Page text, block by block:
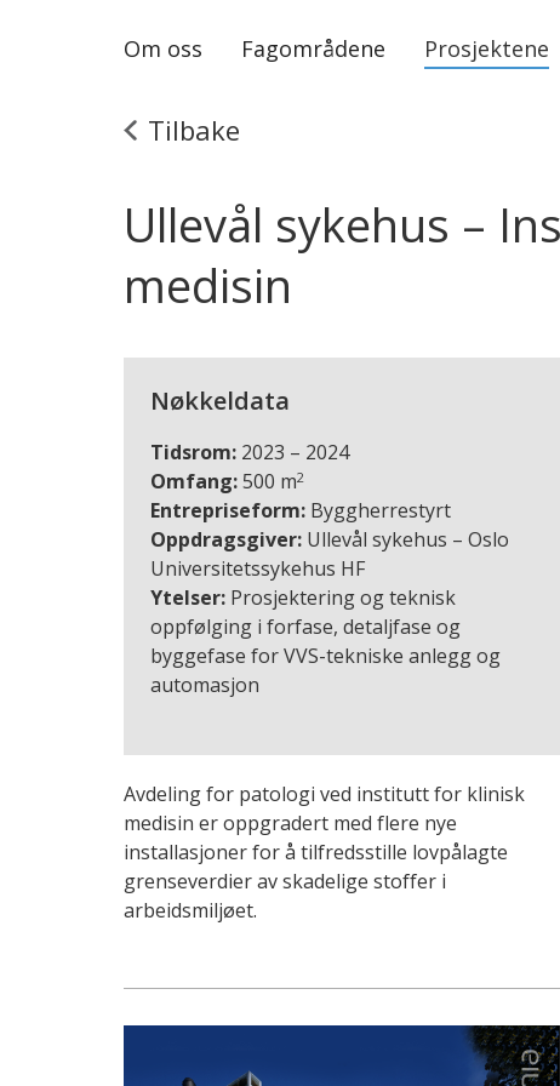
Om oss Fagområdene Prosjektene
Tilbake
Ullevål sykehus –
medisin
Nøkkeldata
Tidsrom: 2023 – 2024
Omfang:500 m2
Entrepriseform: Byggherrestyrt
Oppdragsgiver: Ullevål sykehus – Oslo
Universitetssykehus HF
Ytelser: Prosjektering og teknisk
oppfølging i forfase, detaljfase og
byggefase for VVS-tekniske anlegg og
automasjon
Avdeling for patologi ved institutt for klinisk
medisin er oppgradert med flere nye
installasjoner for å tilfredsstille lovpålagte
grenseverdier av skadelige stoffer i
arbeidsmiljøet.